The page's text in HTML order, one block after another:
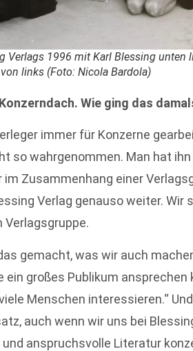
Verlags 1996 mit Karl Blessing unten
links (Foto: Nicola Bardola)
Wie ging das
immer für Konzerne
so wahrgenommen. Man hat
im Zusammenhang einer
Verlag genauso weiter. Wir
Verlagsgruppe.
gemacht, was wir auch
ein großes Publikum ansprechen
Menschen interessieren.“
auch wenn wir uns bei
anspruchsvolle Literatur